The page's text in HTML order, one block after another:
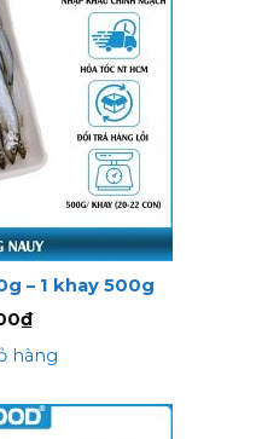
– 1 khay 500g
₫
hàng